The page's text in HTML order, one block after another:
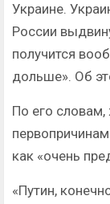
Украине.
России
получится
дольше». Об
По его словам,
как «очень
«Путин,